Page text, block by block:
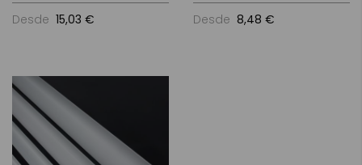
Desde 15,03 € Desde 8,48 €